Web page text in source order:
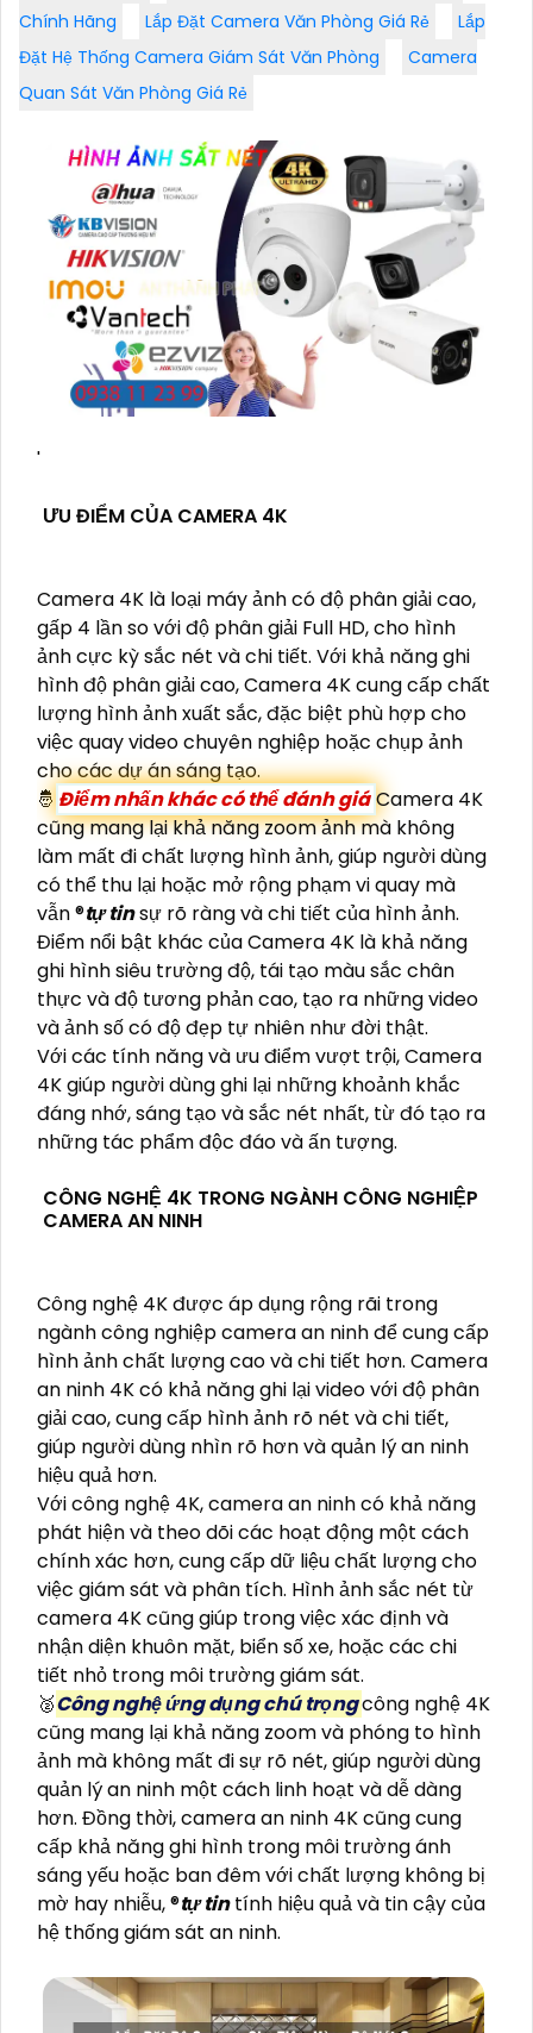
Chính Hãng
Lắp Đặt Camera Văn Phòng Giá Rẻ
Lắp
Đặt Hệ Thống Camera Giám Sát Văn Phòng
Camera
Quan Sát Văn Phòng Giá Rẻ
'
ƯU ĐIỂM CỦA CAMERA 4K
Camera 4K là loại máy ảnh có độ phân giải cao,
gấp 4 lần so với độ phân giải Full HD, cho hình
ảnh cực kỳ sắc nét và chi tiết. Với khả năng ghi
hình độ phân giải cao, Camera 4K cung cấp chất
lượng hình ảnh xuất sắc, đặc biệt phù hợp cho
việc quay video chuyên nghiệp hoặc chụp ảnh
cho các dự án sáng tạo.
🤴 Điểm nhấn khác có thể đánh giáCamera 4K
cũng mang lại khả năng zoom ảnh mà không
làm mất đi chất lượng hình ảnh, giúp người dùng
có thể thu lại hoặc mở rộng phạm vi quay mà
vẫn ®️tự tinsự rõ ràng và chi tiết của hình ảnh.
Điểm nổi bật khác của Camera 4K là khả năng
ghi hình siêu trường độ, tái tạo màu sắc chân
thực và độ tương phản cao, tạo ra những video
và ảnh số có độ đẹp tự nhiên như đời thật.
Với các tính năng và ưu điểm vượt trội, Camera
4K giúp người dùng ghi lại những khoảnh khắc
đáng nhớ, sáng tạo và sắc nét nhất, từ đó tạo ra
những tác phẩm độc đáo và ấn tượng.
CÔNG NGHỆ 4K TRONG NGÀNH CÔNG NGHIỆP
CAMERA AN NINH
Công nghệ 4K được áp dụng rộng rãi trong
ngành công nghiệp camera an ninh để cung cấp
hình ảnh chất lượng cao và chi tiết hơn. Camera
an ninh 4K có khả năng ghi lại video với độ phân
giải cao, cung cấp hình ảnh rõ nét và chi tiết,
giúp người dùng nhìn rõ hơn và quản lý an ninh
hiệu quả hơn.
Với công nghệ 4K, camera an ninh có khả năng
phát hiện và theo dõi các hoạt động một cách
chính xác hơn, cung cấp dữ liệu chất lượng cho
việc giám sát và phân tích. Hình ảnh sắc nét từ
camera 4K cũng giúp trong việc xác định và
nhận diện khuôn mặt, biển số xe, hoặc các chi
tiết nhỏ trong môi trường giám sát.
🥈️Công nghệ ứng dụng chú trọngcông nghệ 4K
cũng mang lại khả năng zoom và phóng to hình
ảnh mà không mất đi sự rõ nét, giúp người dùng
quản lý an ninh một cách linh hoạt và dễ dàng
hơn. Đồng thời, camera an ninh 4K cũng cung
cấp khả năng ghi hình trong môi trường ánh
sáng yếu hoặc ban đêm với chất lượng không bị
mờ hay nhiễu, ®️tự tintính hiệu quả và tin cậy của
hệ thống giám sát an ninh.